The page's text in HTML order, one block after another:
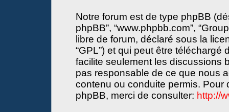
Notre forum est de type phpBB
phpBB”, “www.phpbb.com”,
libre de forum, déclaré sous la
“GPL”) et qui peut être téléchargé
facilite seulement les discussions
pas responsable de ce que nous
contenu ou conduite permis. Pour
phpBB, merci de consulter: http://